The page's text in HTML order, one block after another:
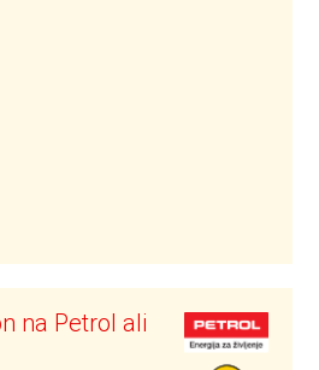
na Petrol ali